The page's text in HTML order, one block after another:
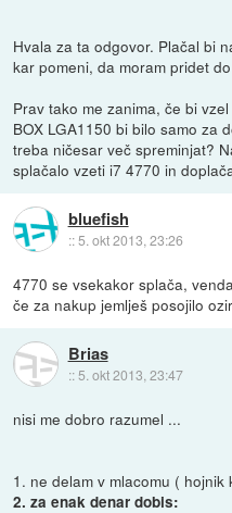
Hvala za ta odgovor. Plačal bi
kar pomeni, da moram pridet
Prav tako me zanima, če bi
BOX LGA1150 bi bilo samo za
treba ničesar več spreminjat?
splačalo vzeti i7 4770 in
bluefish
::5. okt 2013, 23:26
4770 se vsekakor splača,
če za nakup jemlješ posojilo
Brias
:: 5. okt 2013, 23:47
nisi me dobro razumel ...
1. ne delam v mlacomu ( hojnik
2. za enak denar dobis: